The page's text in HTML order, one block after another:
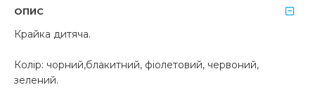
ОПИС
Крайка дитяча.
Колір: чорний,блакитний, фіолетовий, червоний,
зелений.